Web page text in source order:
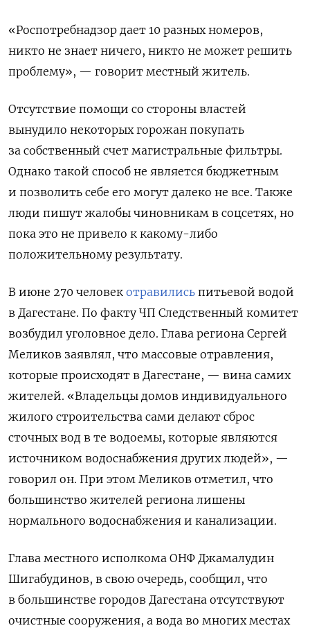
«Роспотребнадзор дает 10 разных номеров,
никто не знает ничего, никто не может решить
проблему», — говорит местный житель.
Отсутствие помощи со стороны властей
вынудило некоторых горожан покупать
за собственный счет магистральные фильтры.
Однако такой способ не является бюджетным
и позволить себе его могут далеко не все. Также
люди пишут жалобы чиновникам в соцсетях, но
пока это не привело к какому-либо
положительному результату.
В июне 270 человек отравились питьевой водой
в Дагестане. По факту ЧП Следственный комитет
возбудил уголовное дело. Глава региона Сергей
Меликов заявлял, что массовые отравления,
которые происходят в Дагестане, — вина самих
жителей. «Владельцы домов индивидуального
жилого строительства сами делают сброс
сточных вод в те водоемы, которые являются
источником водоснабжения других людей», —
говорил он. При этом Меликов отметил, что
большинство жителей региона лишены
нормального водоснабжения и канализации.
Глава местного исполкома ОНФ Джамалудин
Шигабудинов, в свою очередь, сообщил, что
в большинстве городов Дагестана отсутствуют
очистные сооружения, а вода во многих местах